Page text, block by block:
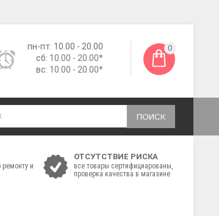
пн-пт: 10.00 - 20.00
сб: 10.00 - 20.00*
вс: 10.00 - 20.00*
0
ПОИСК
ремонту и
ОТСУТСТВИЕ РИСКА
все товары сертифициарованы,
проверка качества в магазине